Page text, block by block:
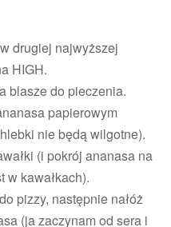
drugiej najwyższej
HIGH.
blasze do pieczenia.
papierowym
nie będą wilgotne).
(i pokrój ananasa na
w kawałkach).
pizzy, następnie nałóż
(ja zaczynam od sera i